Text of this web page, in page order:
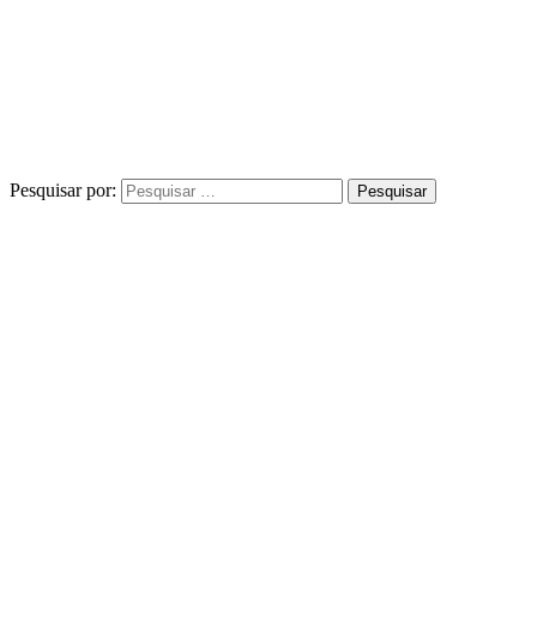
Pesquisar por: